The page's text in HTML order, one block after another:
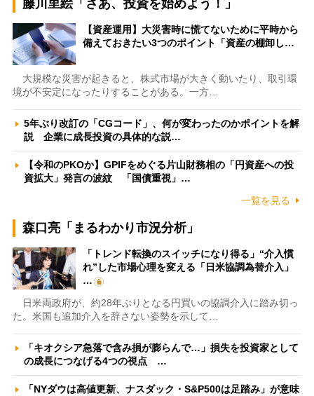
藤川里絵「さあ、投資を始めよう！」
【資産運用】大災害時に慌てないために平時から
備えておきたい3つのポイント「資産の棚卸し…
大規模な災害が起きると、株式市場が大きく動いたり、取引環
境が不安定になったりすることがある。一方…
5年ぶり改訂の「CGコード」、何が変わったのかポイントを解
説 企業に成長投資の具体的な説…
【令和のPKOか】GPIFをめぐる片山財務相の「円資産への投
資拡大」発言の波紋 「国債重視」…
一覧を見る
森口亮「まるわかり市況分析」
「トレンド転換のスイッチになり得る」“介入慣
れ”した市場心理を変える「日米協調為替介入」
…
日米両政府が、約28年ぶりとなる円買いの協調介入に踏み切っ
た。米国も追加介入を辞さない姿勢を示して…
「キオクシア急落で含み損が膨らんで…」損失を投資家として
の成長につなげる4つの視点 …
「NYダウは高値更新、ナスダック・S&P500は足踏み」が意味